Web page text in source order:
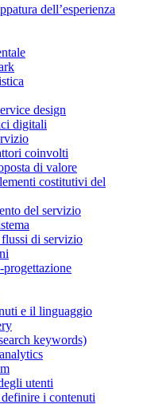
dell’esperienza
design
digitali
coinvolti
di valore
costitutivi del
del servizio
flussi di servizio
e il linguaggio
keywords)
utenti
i contenuti